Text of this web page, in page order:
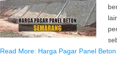
Read More: Harga Pagar Panel